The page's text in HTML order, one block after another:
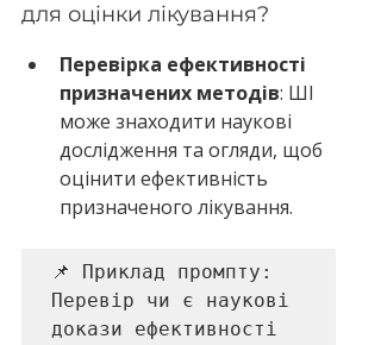
для оцінки лікування?
Перевірка ефективності
призначених методів: ШІ
може знаходити наукові
дослідження та огляди, щоб
оцінити ефективність
призначеного лікування.
📌 Приклад промпту:
Перевір чи є наукові
докази ефективності